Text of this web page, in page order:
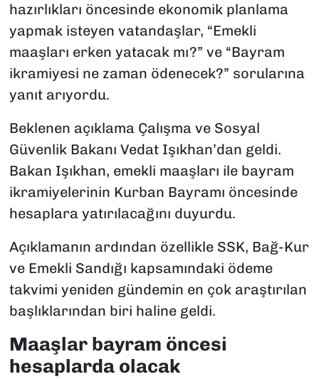
hazırlıkları öncesinde ekonomik planlama
yapmak isteyen vatandaşlar, “Emekli
maaşları erken yatacak mı?” ve “Bayram
ikramiyesi ne zaman ödenecek?” sorularına
yanıt arıyordu.
Beklenen açıklama Çalışma ve Sosyal
Güvenlik Bakanı Vedat Işıkhan’dan geldi.
Bakan Işıkhan, emekli maaşları ile bayram
ikramiyelerinin Kurban Bayramı öncesinde
hesaplara yatırılacağını duyurdu.
Açıklamanın ardından özellikle SSK, Bağ-Kur
ve Emekli Sandığı kapsamındaki ödeme
takvimi yeniden gündemin en çok araştırılan
başlıklarından biri haline geldi.
Maaşlar bayram öncesi
hesaplarda olacak